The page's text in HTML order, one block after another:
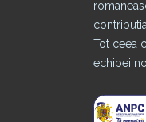
Tot ceea
echipei